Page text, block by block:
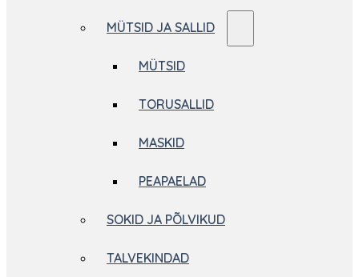
MÜTSID JA SALLID
MÜTSID
TORUSALLID
MASKID
PEAPAELAD
SOKID JA PÕLVIKUD
TALVEKINDAD